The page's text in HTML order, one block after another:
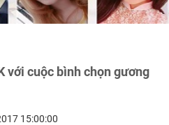
với cuộc bình chọn gương
15:00:00